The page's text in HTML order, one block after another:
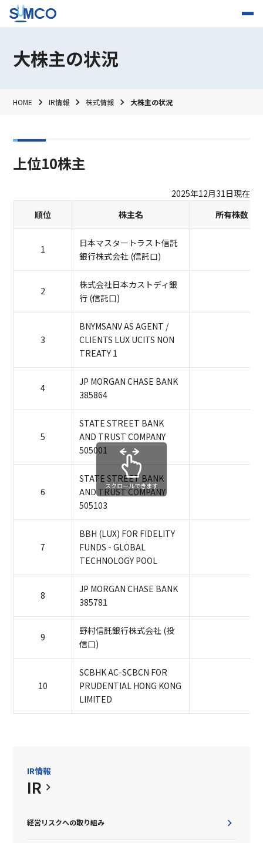
大株主の状況
HOME IR情報 株式情報 大株主の状況
上位10株主
2025年12月31日現在
順位
株主名 所有株数（
1
日本マスタートラスト信託
銀行株式会社 (信託口)
2
株式会社日本カストディ銀
行 (信託口)
3
BNYMSANV AS AGENT /
CLIENTS LUX UCITS NON
TREATY 1
4
JP MORGAN CHASE BANK
385864
5
STATE STREET BANK
AND TRUST COMPANY
505001
6
STATE STREET BANK
AND TRUST COMPANY
505103
7
BBH (LUX) FOR FIDELITY
FUNDS - GLOBAL
TECHNOLOGY POOL
8
JP MORGAN CHASE BANK
385781
9
野村信託銀行株式会社 (投
信口)
10
SCBHK AC-SCBCN FOR
PRUDENTIAL HONG KONG
LIMITED
スクロールできます
IR情報
IR
経営リスクへの取り組み